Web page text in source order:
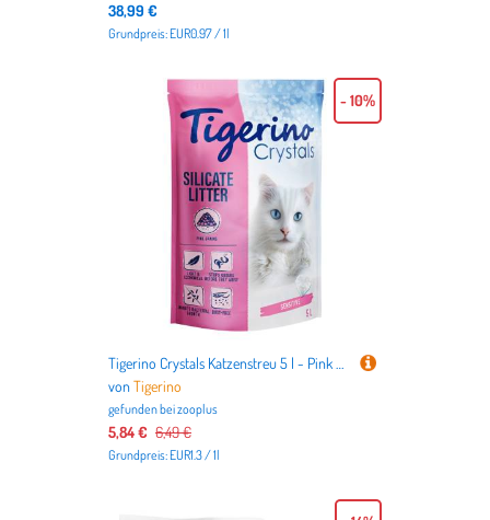
38,99 €
Grundpreis: EUR0.97 / 1l
Tigerino Crystals Katzenstreu 5 l - Pink Sensitive (parfümfrei)
vonTigerino
gefunden beizooplus
5,84 € 6,49 €
Grundpreis: EUR1.3 / 1l
- 10%